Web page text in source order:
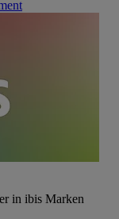
in ibis Marken